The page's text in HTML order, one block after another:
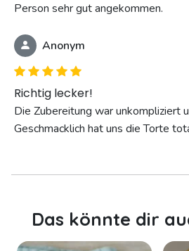
Person sehr gut angekommen.
Anonym
Richtig lecker!
Die Zubereitung war unkompliziert
Geschmacklich hat uns die Torte
Das könnte dir